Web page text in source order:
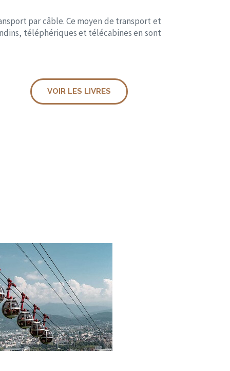
par câble. Ce moyen de transport et
téléphériques et télécabines en sont
VOIR LES LIVRES